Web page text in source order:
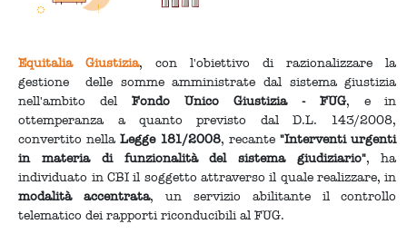
Equitalia Giustizia, con l'obiettivo di razionalizzare la
gestione delle somme amministrate dal sistema giustizia
nell'ambito delFondo Unico Giustizia - FUG, e in
ottemperanza a quanto previsto dal D.L. 143/2008,
convertito nellaLegge 181/2008, recante"Interventi urgenti
in materia di funzionalità del sistema giudiziario", ha
individuato in CBI il soggetto attraverso il quale realizzare, in
modalità accentrata, un servizio abilitante il controllo
telematico dei rapporti riconducibili al FUG.